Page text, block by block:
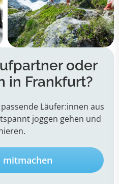
oder
in Frankfurt?
Läufer:innen aus
joggen gehen und
mitmachen